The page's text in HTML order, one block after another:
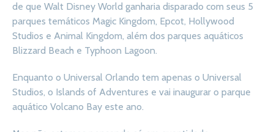
de que Walt Disney World ganharia disparado com seus 5
parques temáticos Magic Kingdom, Epcot, Hollywood
Studios e Animal Kingdom, além dos parques aquáticos
Blizzard Beach e Typhoon Lagoon.
Enquanto o Universal Orlando tem apenas o Universal
Studios, o Islands of Adventures e vai inaugurar o parque
aquático Volcano Bay este ano.